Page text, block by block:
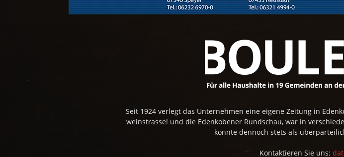
Seit 1924 verlegt das Unternehmen eine eigene Zeitung in
weinstrasse! und die Edenkobener Rundschau, war in
konnte dennoch stets als
Kontaktieren Sie uns: